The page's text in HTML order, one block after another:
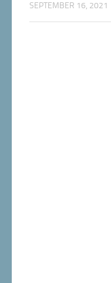
SEPTEMBER 16, 2021